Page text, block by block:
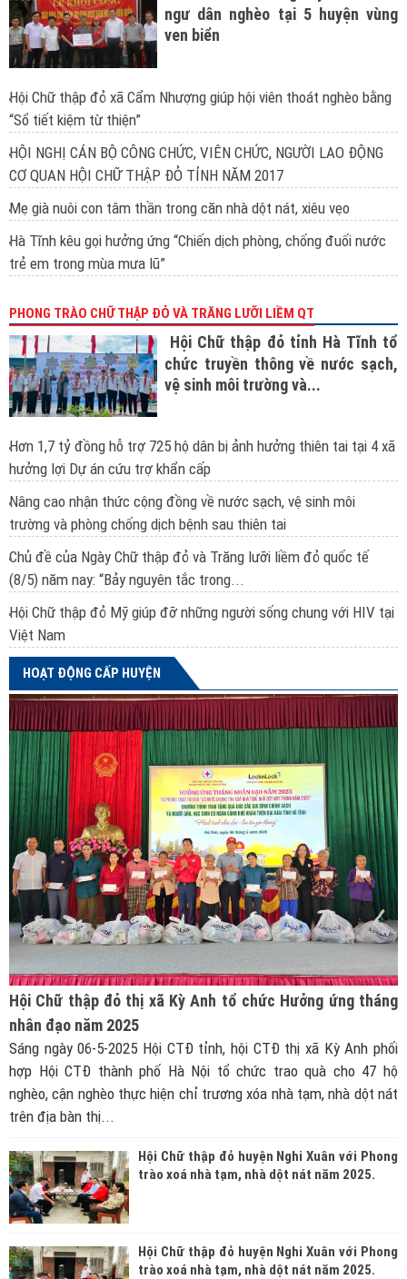
ngư dân nghèo tại 5 huyện vùng
ven biển
Hội Chữ thập đỏ xã Cẩm Nhượng giúp hội viên thoát nghèo bằng
“Sổ tiết kiệm từ thiện”
HỘI NGHỊ CÁN BỘ CÔNG CHỨC, VIÊN CHỨC, NGƯỜI LAO ĐỘNG
CƠ QUAN HỘI CHỮ THẬP ĐỎ TỈNH NĂM 2017
Mẹ già nuôi con tâm thần trong căn nhà dột nát, xiêu vẹo
Hà Tĩnh kêu gọi hưởng ứng “Chiến dịch phòng, chống đuối nước
trẻ em trong mùa mưa lũ”
PHONG TRÀO CHỮ THẬP ĐỎ VÀ TRĂNG LƯỠI LIỀM QT
Hội Chữ thập đỏ tỉnh Hà Tĩnh tổ
chức truyền thông về nước sạch,
vệ sinh môi trường và...
Hơn 1,7 tỷ đồng hỗ trợ 725 hộ dân bị ảnh hưởng thiên tai tại 4 xã
hưởng lợi Dự án cứu trợ khẩn cấp
Nâng cao nhận thức cộng đồng về nước sạch, vệ sinh môi
trường và phòng chống dịch bệnh sau thiên tai
Chủ đề của Ngày Chữ thập đỏ và Trăng lưỡi liềm đỏ quốc tế
(8/5) năm nay: “Bảy nguyên tắc trong...
Hội Chữ thập đỏ Mỹ giúp đỡ những người sống chung với HIV tại
Việt Nam
HOẠT ĐỘNG CẤP HUYỆN
Hội Chữ thập đỏ thị xã Kỳ Anh tổ chức Hưởng ứng tháng
nhân đạo năm 2025
Sáng ngày 06-5-2025 Hội CTĐ tỉnh, hội CTĐ thị xã Kỳ Anh phối
hợp Hội CTĐ thành phố Hà Nội tổ chức trao quà cho 47 hộ
nghèo, cận nghèo thực hiện chỉ trương xóa nhà tạm, nhà dột nát
trên địa bàn thị...
Hội Chữ thập đỏ huyện Nghi Xuân với Phong
trào xoá nhà tạm, nhà dột nát năm 2025.
Hội Chữ thập đỏ huyện Nghi Xuân với Phong
trào xoá nhà tạm, nhà dột nát năm 2025.